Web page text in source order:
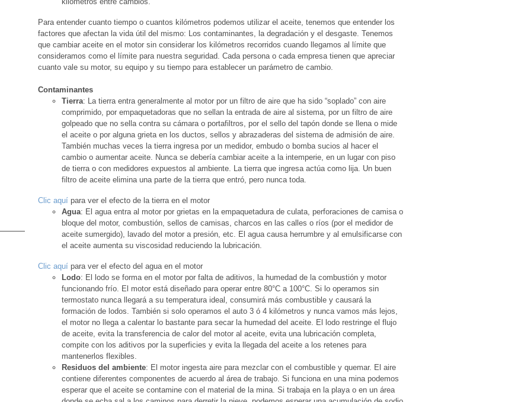
Para entender cuanto tiempo o cuantos kilómetros podemos utilizar el aceite, tenemos que entender los
factores que afectan la vida útil del mismo: Los contaminantes, la degradación y el desgaste. Tenemos
que cambiar aceite en el motor sin considerar los kilómetros recorridos cuando llegamos al límite que
consideramos como el límite para nuestra seguridad. Cada persona o cada empresa tienen que apreciar
cuanto vale su motor, su equipo y su tiempo para establecer un parámetro de cambio.
Contaminantes
Tierra: La tierra entra generalmente al motor por un filtro de aire que ha sido “soplado” con aire
comprimido, por empaquetadoras que no sellan la entrada de aire al sistema, por un filtro de aire
golpeado que no sella contra su cámara o portafiltros, por el sello del tapón donde se llena o mide
el aceite o por alguna grieta en los ductos, sellos y abrazaderas del sistema de admisión de aire.
También muchas veces la tierra ingresa por un medidor, embudo o bomba sucios al hacer el
cambio o aumentar aceite. Nunca se debería cambiar aceite a la intemperie, en un lugar con piso
de tierra o con medidores expuestos al ambiente. La tierra que ingresa actúa como lija. Un buen
filtro de aceite elimina una parte de la tierra que entró, pero nunca toda.
Clic aquí para ver el efecto de la tierra en el motor
Agua: El agua entra al motor por grietas en la empaquetadura de culata, perforaciones de camisa o
bloque del motor, combustión, sellos de camisas, charcos en las calles o ríos (por el medidor de
aceite sumergido), lavado del motor a presión, etc. El agua causa herrumbre y al emulsificarse con
el aceite aumenta su viscosidad reduciendo la lubricación.
Clic aquí para ver el efecto del agua en el motor
Lodo: El lodo se forma en el motor por falta de aditivos, la humedad de la combustión y motor
funcionando frío. El motor está diseñado para operar entre 80°C a 100°C. Si lo operamos sin
termostato nunca llegará a su temperatura ideal, consumirá más combustible y causará la
formación de lodos. También si solo operamos el auto 3 ó 4 kilómetros y nunca vamos más lejos,
el motor no llega a calentar lo bastante para secar la humedad del aceite. El lodo restringe el flujo
de aceite, evita la transferencia de calor del motor al aceite, evita una lubricación completa,
compite con los aditivos por la superficies y evita la llegada del aceite a los retenes para
mantenerlos flexibles.
Residuos del ambiente: El motor ingesta aire para mezclar con el combustible y quemar. El aire
contiene diferentes componentes de acuerdo al área de trabajo. Si funciona en una mina podemos
esperar que el aceite se contamine con el material de la mina. Si trabaja en la playa o en un área